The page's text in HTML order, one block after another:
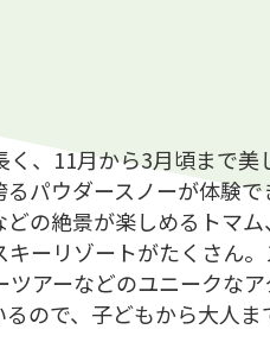
、11月から3月頃まで美
パウダースノーが体験
の絶景が楽しめるトマ
ーリゾートがたくさん
アーなどのユニークな
ので、子どもから大人